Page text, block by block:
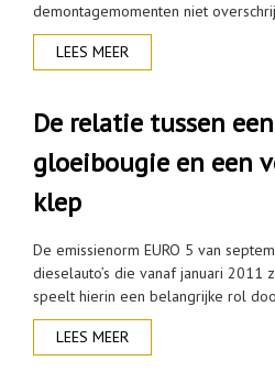
demontagemomenten niet
LEES MEER
De relatie tussen
gloeibougie en een
klep
De emissienorm EURO 5 van
dieselauto’s die vanaf januari 2011
speelt hierin een belangrijke rol
LEES MEER